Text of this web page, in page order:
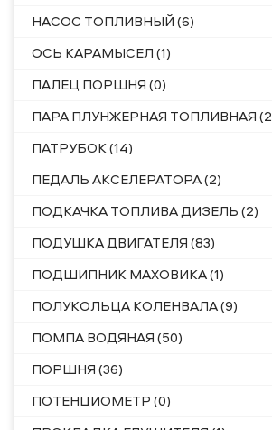
НАСОС ТОПЛИВНЫЙ (6)
ОСЬ КАРАМЫСЕЛ (1)
ПАЛЕЦ ПОРШНЯ (0)
ПАРА ПЛУНЖЕРНАЯ ТОПЛИВНАЯ
ПАТРУБОК (14)
ПЕДАЛЬ АКСЕЛЕРАТОРА (2)
ПОДКАЧКА ТОПЛИВА ДИЗЕЛЬ (2)
ПОДУШКА ДВИГАТЕЛЯ (83)
ПОДШИПНИК МАХОВИКА (1)
ПОЛУКОЛЬЦА КОЛЕНВАЛА (9)
ПОМПА ВОДЯНАЯ (50)
ПОРШНЯ (36)
ПОТЕНЦИОМЕТР (0)